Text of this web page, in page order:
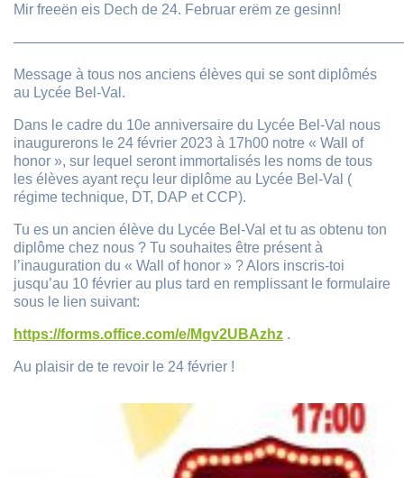
Mir freeën eis Dech de 24. Februar erëm ze gesinn!
Message à tous nos anciens élèves qui se sont diplômés
au Lycée Bel-Val.
Dans le cadre du 10e anniversaire du Lycée Bel-Val nous
inaugurerons le 24 février 2023 à 17h00 notre « Wall of
honor », sur lequel seront immortalisés les noms de tous
les élèves ayant reçu leur diplôme au Lycée Bel-Val (
régime technique, DT, DAP et CCP).
Tu es un ancien élève du Lycée Bel-Val et tu as obtenu ton
diplôme chez nous ? Tu souhaites être présent à
l’inauguration du « Wall of honor » ? Alors inscris-toi
jusqu’au 10 février au plus tard en remplissant le formulaire
sous le lien suivant:
https://forms.office.com/e/Mgv2UBAzhz .
Au plaisir de te revoir le 24 février !